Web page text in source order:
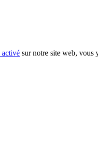
activé sur notre site web, vous